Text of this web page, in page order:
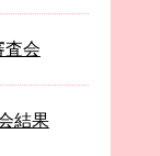
査会
結果